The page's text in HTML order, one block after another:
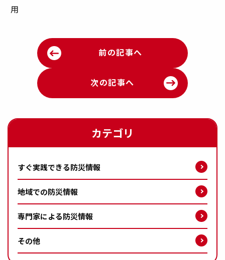
用
前の記事へ
次の記事へ
カテゴリ
すぐ実践できる防災情報
地域での防災情報
専門家による防災情報
その他